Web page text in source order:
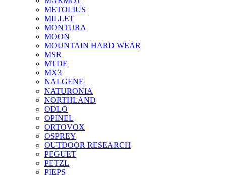
METOLIUS
MILLET
MONTURA
MOON
MOUNTAIN HARD WEAR
MSR
MTDE
MX3
NALGENE
NATURONIA
NORTHLAND
ODLO
OPINEL
ORTOVOX
OSPREY
OUTDOOR RESEARCH
PEGUET
PETZL
PIEPS